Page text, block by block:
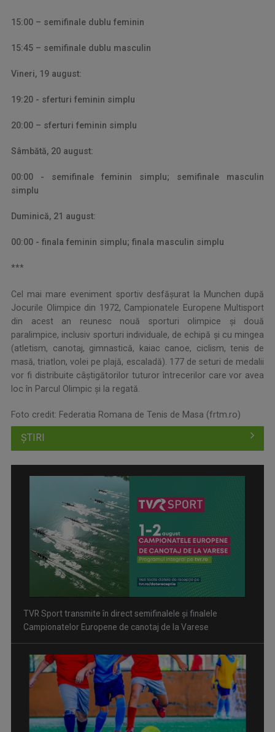
15:00 – semifinale dublu feminin
15:45 – semifinale dublu masculin
Vineri, 19 august:
19:20 - sferturi feminin simplu
20:00 – sferturi feminin simplu
Sâmbătă, 20 august:
00:00 - semifinale feminin simplu; semifinale masculin
simplu
Duminică, 21 august:
00:00 - finala feminin simplu; finala masculin simplu
***
Cel mai mare eveniment sportiv desfăşurat la Munchen după
Jocurile Olimpice din 1972, Campionatele Europene Multisport
din acest an reunesc nouă sporturi olimpice și două
paralimpice, inclusiv sporturi individuale, de echipă și cu mingea
(atletism, canotaj, gimnastică, kaiac canoe, ciclism, tenis de
masă, triatlon, volei pe plajă, escaladă). 177 de seturi de medalii
vor fi distribuite câştigătorilor tuturor întrecerilor care vor avea
loc în Parcul Olimpic şi la regată.
Foto credit: Federatia Romana de Tenis de Masa (frtm.ro)
ȘTIRI
Inițiative pentru evitarea traumatismelor craniene în fotbal